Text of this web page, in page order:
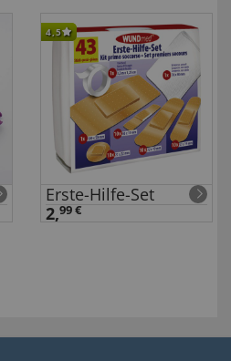
4,5
Erste-Hilfe-Set
2,99 €